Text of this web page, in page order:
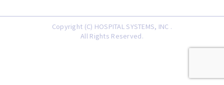
Copyright (C) HOSPITAL SYSTEMS, INC .
All Rights Reserved.